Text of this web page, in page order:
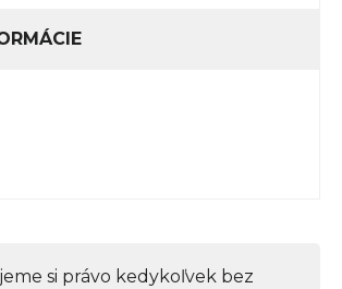
si právo kedykoľvek bez